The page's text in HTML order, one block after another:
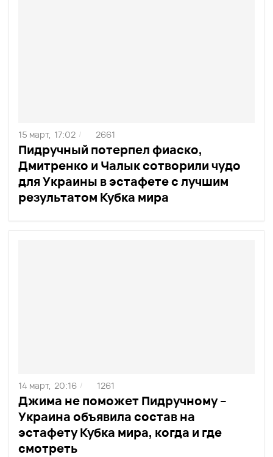
Пидручный потерпел фиаско,
Дмитренко и Чалык сотворили чудо
для Украины в эстафете с лучшим
результатом Кубка мира
15 март, 17:02 / 2661
Джима не поможет Пидручному –
Украина объявила состав на
эстафету Кубка мира, когда и где
смотреть
14 март, 20:16 / 1261